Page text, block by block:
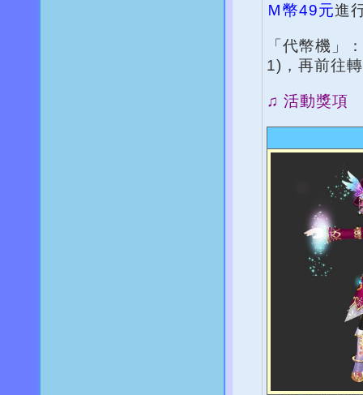
Ｍ幣49元進
「代幣機」
1)，再前往
♫ 活動獎項